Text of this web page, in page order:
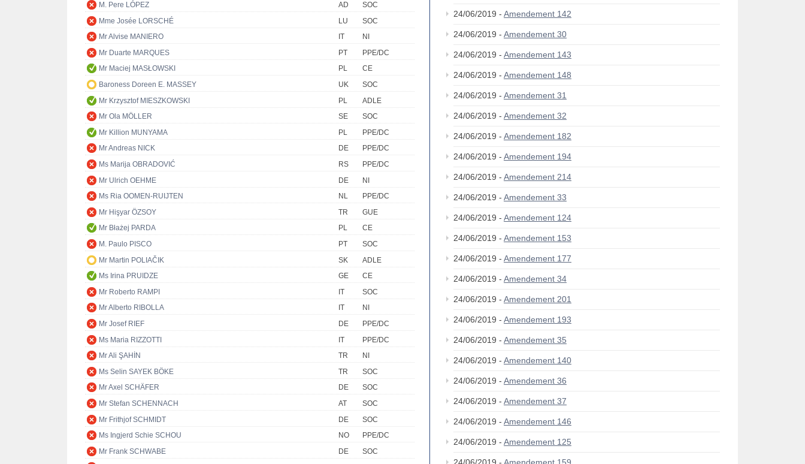
M. Pere LÓPEZ
AD
SOC
Mme Josée LORSCHÉ
LU
SOC
Mr Alvise MANIERO
IT
NI
Mr Duarte MARQUES
PT
PPE/DC
Mr Maciej MASŁOWSKI
PL
CE
Baroness Doreen E. MASSEY
UK
SOC
Mr Krzysztof MIESZKOWSKI
PL
ADLE
Mr Ola MÖLLER
SE
SOC
Mr Killion MUNYAMA
PL
PPE/DC
Mr Andreas NICK
DE
PPE/DC
Ms Marija OBRADOVIĆ
RS
PPE/DC
Mr Ulrich OEHME
DE
NI
Ms Ria OOMEN-RUIJTEN
NL
PPE/DC
Mr Hişyar ÖZSOY
TR
GUE
Mr Błażej PARDA
PL
CE
M. Paulo PISCO
PT
SOC
Mr Martin POLIAČIK
SK
ADLE
Ms Irina PRUIDZE
GE
CE
Mr Roberto RAMPI
IT
SOC
Mr Alberto RIBOLLA
IT
NI
Mr Josef RIEF
DE
PPE/DC
Ms Maria RIZZOTTI
IT
PPE/DC
Mr Ali ŞAHİN
TR
NI
Ms Selin SAYEK BÖKE
TR
SOC
Mr Axel SCHÄFER
DE
SOC
Mr Stefan SCHENNACH
AT
SOC
Mr Frithjof SCHMIDT
DE
SOC
Ms Ingjerd Schie SCHOU
NO
PPE/DC
Mr Frank SCHWABE
DE
SOC
24/06/2019 - Amendement 142
24/06/2019 - Amendement 30
24/06/2019 - Amendement 143
24/06/2019 - Amendement 148
24/06/2019 - Amendement 31
24/06/2019 - Amendement 32
24/06/2019 - Amendement 182
24/06/2019 - Amendement 194
24/06/2019 - Amendement 214
24/06/2019 - Amendement 33
24/06/2019 - Amendement 124
24/06/2019 - Amendement 153
24/06/2019 - Amendement 177
24/06/2019 - Amendement 34
24/06/2019 - Amendement 201
24/06/2019 - Amendement 193
24/06/2019 - Amendement 35
24/06/2019 - Amendement 140
24/06/2019 - Amendement 36
24/06/2019 - Amendement 37
24/06/2019 - Amendement 146
24/06/2019 - Amendement 125